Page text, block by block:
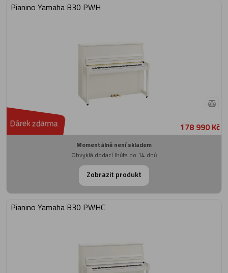
Pianino Yamaha B30 PWH
Dárek zdarma 178 990 Kč
Momentálně není skladem
Obvyklá dodací lhůta do 14 dnů
Zobrazit produkt
Pianino Yamaha B30 PWHC